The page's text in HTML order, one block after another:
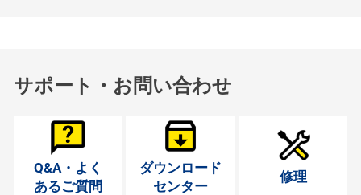
サポート・お問い合わせ
Q&A・よく
あるご質問
ダウンロード
センター
修理